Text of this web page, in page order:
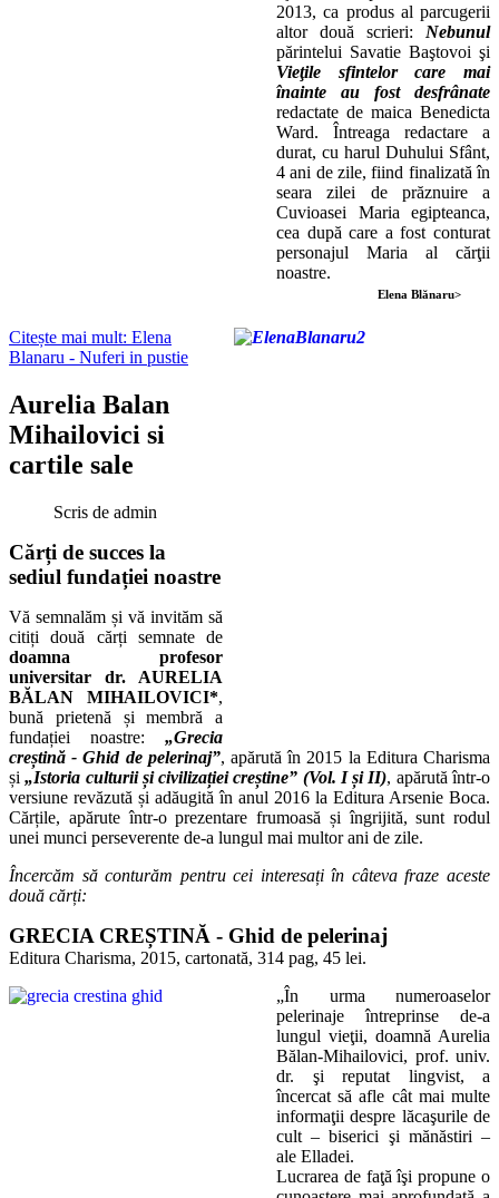
2013, ca produs al parcugerii
altor două scrieri: Nebunul
părintelui Savatie Baştovoi şi
Vieţile sfintelor care mai
înainte au fost desfrânate
redactate de maica Benedicta
Ward. Întreaga redactare a
durat, cu harul Duhului Sfânt,
4 ani de zile, fiind finalizată în
seara zilei de prăznuire a
Cuvioasei Maria egipteanca,
cea după care a fost conturat
personajul Maria al cărţii
noastre.
Elena Blănaru>
Citește mai mult: Elena
Blanaru - Nuferi in pustie
Aurelia Balan
Mihailovici si
cartile sale
Scris de admin
Cărți de succes la
sediul fundației noastre
Vă semnalăm și vă invităm să
citiți două cărți semnate de
doamna profesor
universitar dr. AURELIA
BĂLAN MIHAILOVICI*,
bună prietenă și membră a
fundației noastre: „Grecia
creștină - Ghid de pelerinaj”, apărută în 2015 la Editura Charisma
și„Istoria culturii și civilizației creștine” (Vol. I și II), apărută într-o
versiune revăzută și adăugită în anul 2016 la Editura Arsenie Boca.
Cărțile, apărute într-o prezentare frumoasă și îngrijită, sunt rodul
unei munci perseverente de-a lungul mai multor ani de zile.
Încercăm să conturăm pentru cei interesați în câteva fraze aceste
două cărți:
GRECIA CREȘTINĂ - Ghid de pelerinaj
Editura Charisma, 2015, cartonată, 314 pag, 45 lei.
„În urma numeroaselor
pelerinaje întreprinse de-a
lungul vieţii, doamnă Aurelia
Bălan-Mihailovici, prof. univ.
dr. şi reputat lingvist, a
încercat să afle cât mai multe
informaţii despre lăcaşurile de
cult – biserici şi mănăstiri –
ale Elladei.
Lucrarea de faţă îşi propune o